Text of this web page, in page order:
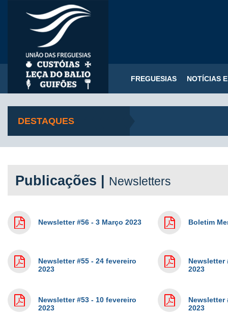
FREGUESIAS NOTÍCIAS
DESTAQUES
Publicações | Newsletters
Newsletter #56 - 3 Março 2023 Boletim
Newsletter #55 - 24 fevereiro
2023
Newsletter
2023
Newsletter #53 - 10 fevereiro
2023
Newsletter
2023